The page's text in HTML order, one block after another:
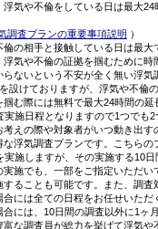
浮気や不倫をしている日は最大
調査プランの重要事項説明 ）
の相手と接触している日は最
気や不倫の証拠を掴むために
ないという不安が全く無い浮気
設けておりますが、浮気や不倫
む際には無料で最大24時間の
実施日程となりますので1つでも
えの際や対象者がいつ動き出
な浮気調査プランです。こちらの
実施しますが、その実施する10
実施でも、一部をご指定いただい
することも可能です。また、調
合には全ての日程をお任せいた
合には、10日間の調査以外に1ヶ
な調査員が総力を挙げて浮気